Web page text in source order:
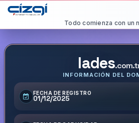
Todo comienza con un
lades
INFORMACIÓN DEL
FECHA DE REGISTRO
01/12/2025